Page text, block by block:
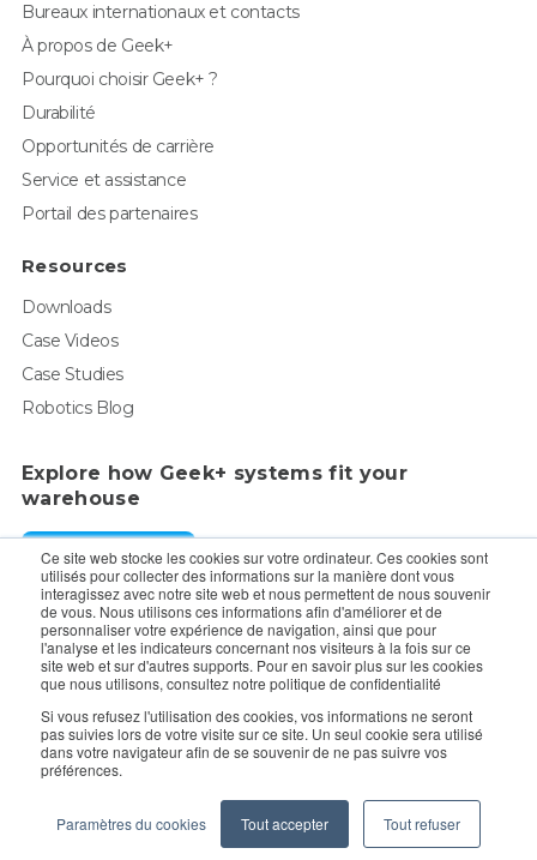
Ce site web stocke les cookies sur votre ordinateur. Ces cookies sont
utilisés pour collecter des informations sur la manière dont vous
interagissez avec notre site web et nous permettent de nous souvenir
de vous. Nous utilisons ces informations afin d'améliorer et de
personnaliser votre expérience de navigation, ainsi que pour
l'analyse et les indicateurs concernant nos visiteurs à la fois sur ce
site web et sur d'autres supports. Pour en savoir plus sur les cookies
que nous utilisons, consultez notre politique de confidentialité
Si vous refusez l'utilisation des cookies, vos informations ne seront
pas suivies lors de votre visite sur ce site. Un seul cookie sera utilisé
dans votre navigateur afin de se souvenir de ne pas suivre vos
préférences.
Paramètres du cookies Tout accepter Tout refuser
Bureaux internationaux et contacts
À propos de Geek+
Pourquoi choisir Geek+ ?
Durabilité
Opportunités de carrière
Service et assistance
Portail des partenaires
Resources
Downloads
Case Videos
Case Studies
Robotics Blog
Explore how Geek+ systems fit your
warehouse
Request a Demo
For enquiry, contact sales:sales@geekplus.com. for
promotions, contact PR:pr@geekplus.com
Copyright © 2026 Geekplus Technology Co., Ltd. All rights
reserved.